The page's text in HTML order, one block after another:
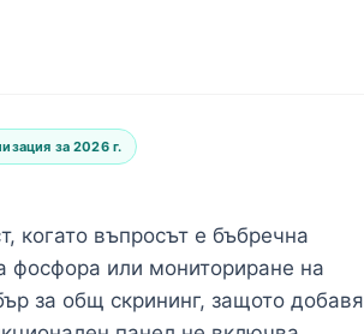
за 2026 г.
когато въпросът е бъбречна
фосфора или мониториране на
за общ скрининг, защото добавя